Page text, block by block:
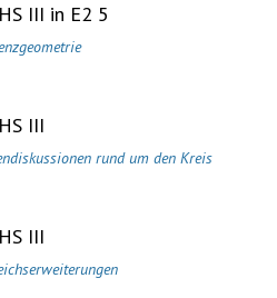
III in E2 5
III
rund um den Kreis
III